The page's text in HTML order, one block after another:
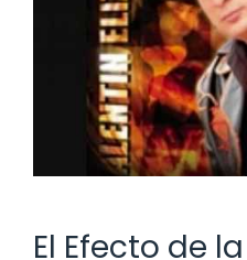
El Efecto de